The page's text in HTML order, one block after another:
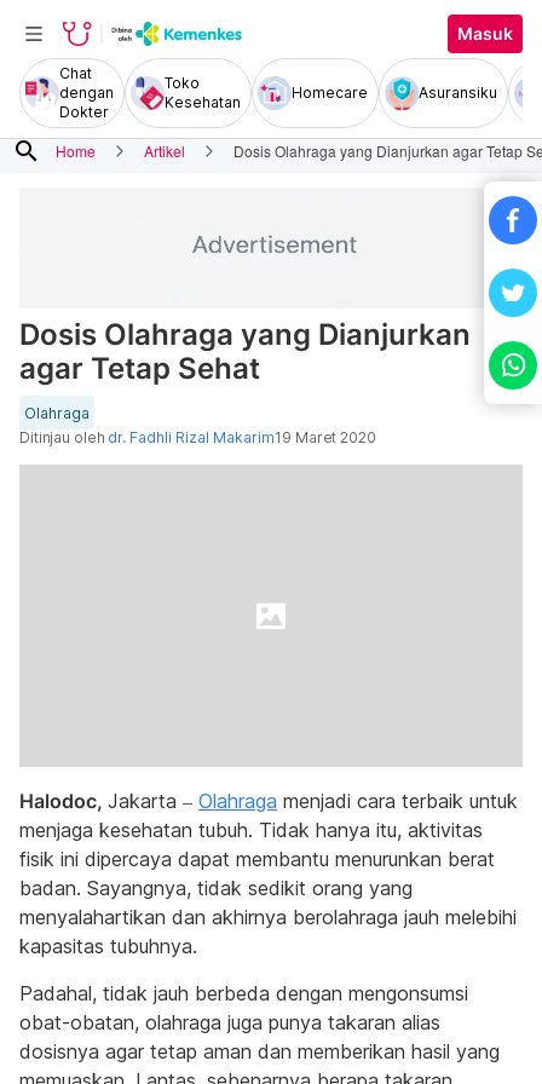
Masuk
Chat
dengan
Dokter
Toko
Kesehatan
Homecare Asuransiku
search Home Artikel Dosis Olahraga yang Dianjurkan agar Tetap
Dosis Olahraga yang Dianjurkan
agar Tetap Sehat
Olahraga
Ditinjau oleh dr. Fadhli Rizal Makarim19 Maret 2020
Halodoc, Jakarta – Olahraga menjadi cara terbaik untuk
menjaga kesehatan tubuh. Tidak hanya itu, aktivitas
fisik ini dipercaya dapat membantu menurunkan berat
badan. Sayangnya, tidak sedikit orang yang
menyalahartikan dan akhirnya berolahraga jauh melebihi
kapasitas tubuhnya.
Padahal, tidak jauh berbeda dengan mengonsumsi
obat-obatan, olahraga juga punya takaran alias
dosisnya agar tetap aman dan memberikan hasil yang